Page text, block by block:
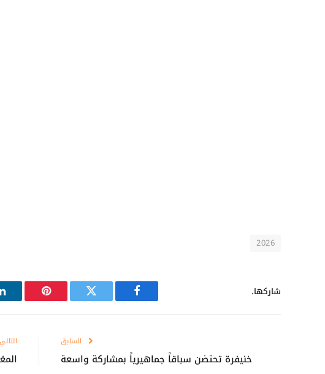
2026
شاركها.
فيسبوك تويتر بينتيريست
السابق
خنيفرة تحتضن سباقاً جماهيرياً بمشاركة واسعة
التالي